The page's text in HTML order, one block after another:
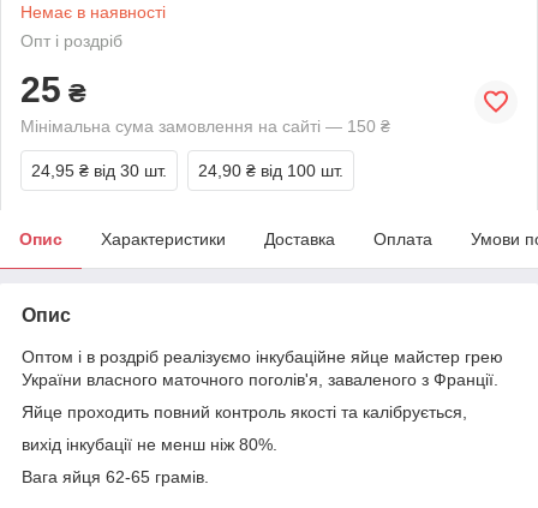
Немає в наявності
Опт і роздріб
25 ₴
Мінімальна сума замовлення на сайті — 150 ₴
24,95 ₴ від 30 шт. 24,90 ₴ від 100 шт.
Опис Характеристики Доставка Оплата Умови
Опис
Оптом і в роздріб реалізуємо інкубаційне яйце майстер грею
України власного маточного поголів'я, заваленого з Франції.
Яйце проходить повний контроль якості та калібрується,
вихід інкубації не менш ніж 80%.
Вага яйця 62-65 грамів.